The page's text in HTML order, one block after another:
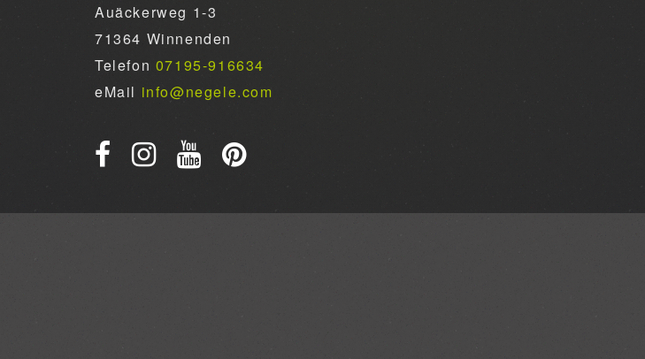
Auäckerweg 1-3
71364 Winnenden
Telefon 07195-916634
eMail info@negele.com